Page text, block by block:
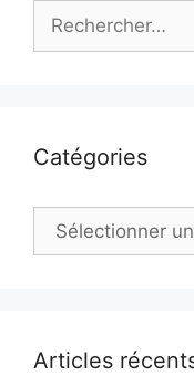
Rechercher :
Catégories
Catégories
Articles